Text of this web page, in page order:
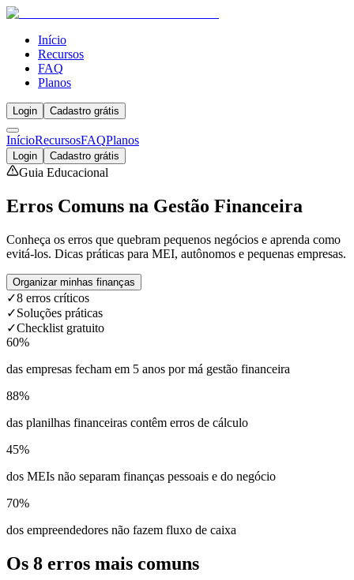
Início
Recursos
FAQ
Planos
Login Cadastro grátis
InícioRecursosFAQPlanos
Login Cadastro grátis
Guia Educacional
Erros Comuns na Gestão Financeira
Conheça os erros que quebram pequenos negócios e aprenda como
evitá-los. Dicas práticas para MEI, autônomos e pequenas empresas.
Organizar minhas finanças
✓8 erros críticos
✓Soluções práticas
✓Checklist gratuito
60%
das empresas fecham em 5 anos por má gestão financeira
88%
das planilhas financeiras contêm erros de cálculo
45%
dos MEIs não separam finanças pessoais e do negócio
70%
dos empreendedores não fazem fluxo de caixa
Os 8 erros mais comuns